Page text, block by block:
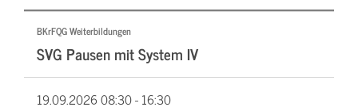
BKrFQG Weiterbildungen
SVG Pausen mit System IV
19.09.202608:30 - 16:30